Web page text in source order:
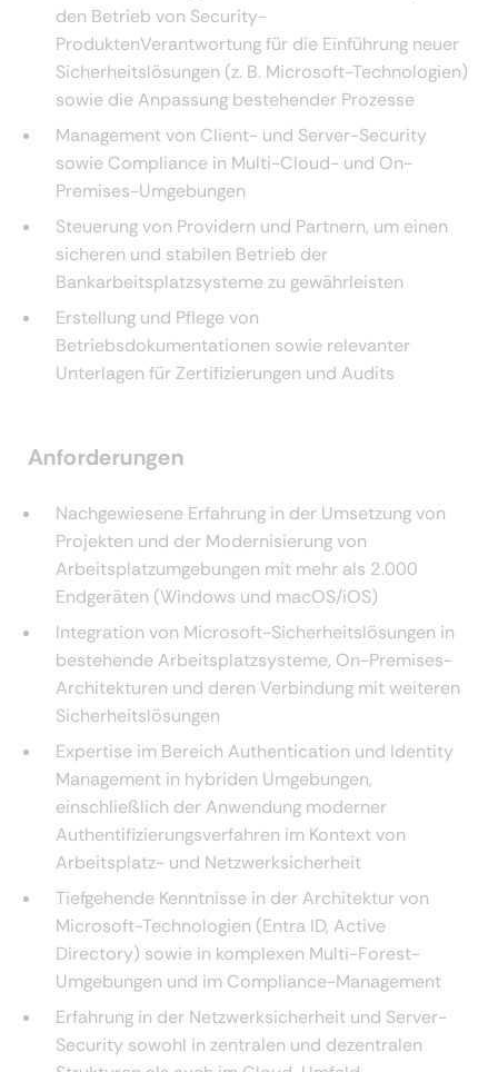
den Betrieb von Security-
ProduktenVerantwortung für die Einführung neuer
Sicherheitslösungen (z. B. Microsoft-Technologien)
sowie die Anpassung bestehender Prozesse
Management von Client- und Server-Security
sowie Compliance in Multi-Cloud- und On-
Premises-Umgebungen
Steuerung von Providern und Partnern, um einen
sicheren und stabilen Betrieb der
Bankarbeitsplatzsysteme zu gewährleisten
Erstellung und Pflege von
Betriebsdokumentationen sowie relevanter
Unterlagen für Zertifizierungen und Audits
Anforderungen
Nachgewiesene Erfahrung in der Umsetzung von
Projekten und der Modernisierung von
Arbeitsplatzumgebungen mit mehr als 2.000
Endgeräten (Windows und macOS/iOS)
Integration von Microsoft-Sicherheitslösungen in
bestehende Arbeitsplatzsysteme, On-Premises-
Architekturen und deren Verbindung mit weiteren
Sicherheitslösungen
Expertise im Bereich Authentication und Identity
Management in hybriden Umgebungen,
einschließlich der Anwendung moderner
Authentifizierungsverfahren im Kontext von
Arbeitsplatz- und Netzwerksicherheit
Tiefgehende Kenntnisse in der Architektur von
Microsoft-Technologien (Entra ID, Active
Directory) sowie in komplexen Multi-Forest-
Umgebungen und im Compliance-Management
Erfahrung in der Netzwerksicherheit und Server-
Security sowohl in zentralen und dezentralen